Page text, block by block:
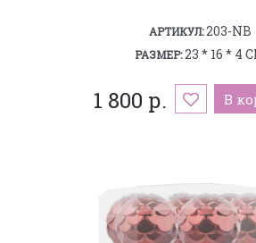
АРТИКУЛ:203-NB
РАЗМЕР:23 * 16 * 4
1 800 р. В